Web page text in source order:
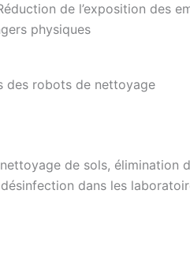
de l’exposition des
physiques
des robots de nettoyage
de sols, élimination
dans les